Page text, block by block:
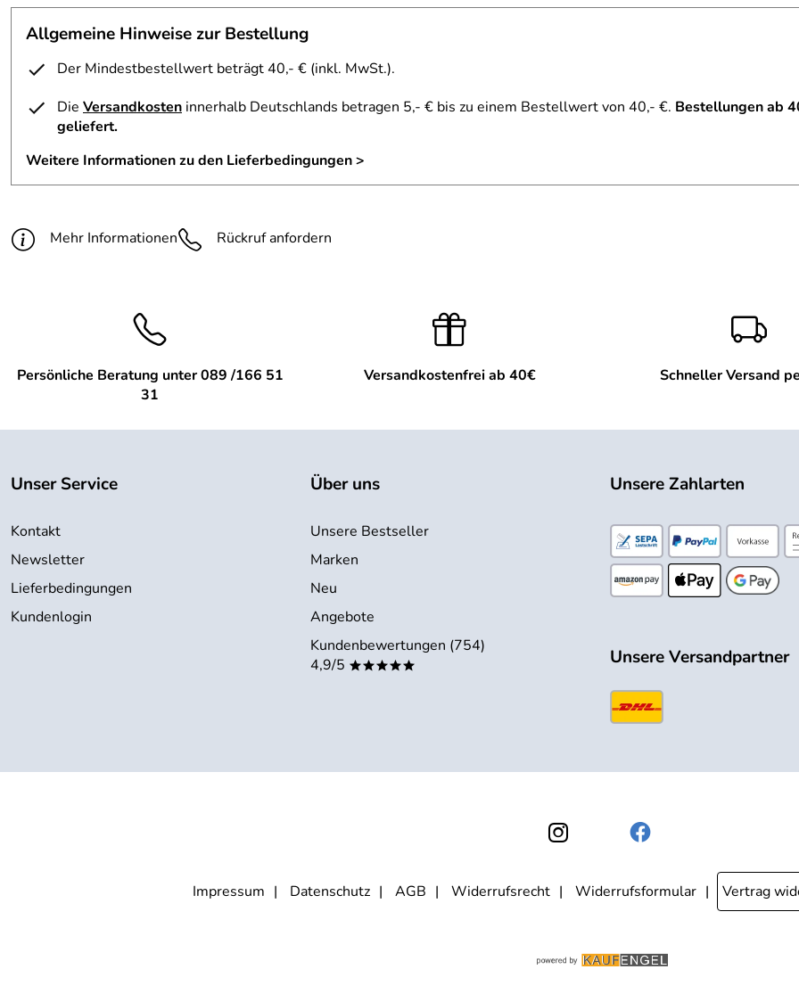
Allgemeine Hinweise zur Bestellung
Der Mindestbestellwert beträgt 40,- € (inkl. MwSt.).
Die Versandkosten innerhalb Deutschlands betragen 5,- € bis zu einem Bestellwert von 40,- €. Bestellungen ab
geliefert.
Weitere Informationen zu den Lieferbedingungen >
Mehr Informationen Rückruf anfordern
Persönliche Beratung unter 089 /166 51
31
Versandkostenfrei ab 40€ Schneller Versand
Unser Service
Kontakt
Newsletter
Lieferbedingungen
Kundenlogin
Über uns
Unsere Bestseller
Marken
Neu
Angebote
Kundenbewertungen (754)
4,9/5 *****
Unsere Zahlarten
Unsere Versandpartner
Impressum Datenschutz AGB Widerrufsrecht Widerrufsformular Vertrag